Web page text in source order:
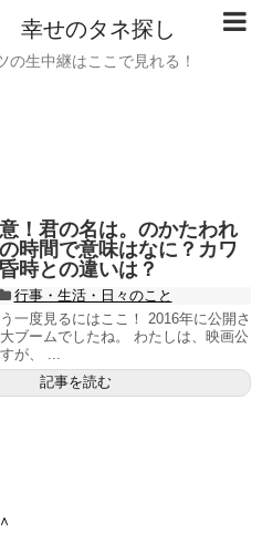
幸せのタネ探し
生中継はここで見れる！
！君の名は。のかたわれ
時間で意味はなに？カワ
時との違いは？
行事・生活・日々のこと
一度見るにはここ！ 2016年に公開さ
ブームでしたね。 わたしは、映画公
が、 ...
記事を読む